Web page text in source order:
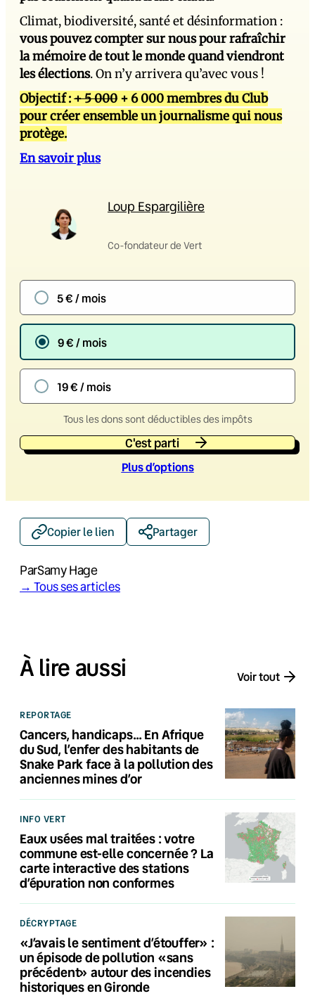
Climat, biodiversité, santé et désinformation :
vous pouvez compter sur nous pour rafraîchir
la mémoire de tout le monde quand viendront
les élections. On n’y arrivera qu’avec vous !
Objectif :+ 5 000 + 6 000 membres du Club
pour créer ensemble un journalisme qui nous
protège.
En savoir plus
Loup Espargilière
Co-fondateur de Vert
5 € / mois
9 € / mois
19 € / mois
Tous les dons sont déductibles des impôts
C'est parti
Plus d’options
Copier le lien Partager
ParSamy Hage
→ Tous ses articles
À lire aussi Voir tout
REPORTAGE
Cancers, handicaps… En Afrique
du Sud, l’enfer des habitants de
Snake Park face à la pollution des
anciennes mines d’or
INFO VERT
Eaux usées mal traitées : votre
commune est-elle concernée ? La
carte interactive des stations
d’épuration non conformes
DÉCRYPTAGE
«J’avais le sentiment d’étouffer» :
un épisode de pollution «sans
précédent» autour des incendies
historiques en Gironde